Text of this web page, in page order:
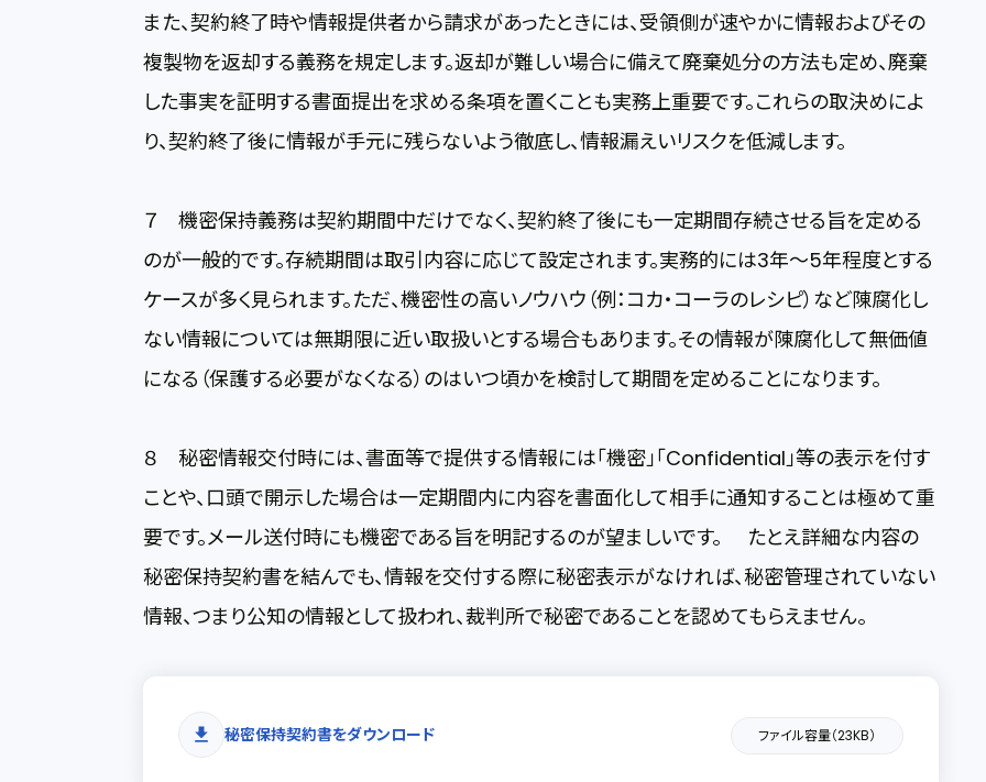
また、契約終了時や情報提供者から請求があったときには、受領側が速やかに情報およびその
複製物を返却する義務を規定します。返却が難しい場合に備えて廃棄処分の方法も定め、廃棄
した事実を証明する書面提出を求める条項を置くことも実務上重要です。これらの取決めによ
り、契約終了後に情報が手元に残らないよう徹底し、情報漏えいリスクを低減します。
７ 機密保持義務は契約期間中だけでなく、契約終了後にも一定期間存続させる旨を定める
のが一般的です。存続期間は取引内容に応じて設定されます。実務的には3年～5年程度とする
ケースが多く見られます。ただ、機密性の高いノウハウ（例：コカ・コーラのレシピ）など陳腐化し
ない情報については無期限に近い取扱いとする場合もあります。その情報が陳腐化して無価値
になる（保護する必要がなくなる）のはいつ頃かを検討して期間を定めることになります。
８ 秘密情報交付時には、書面等で提供する情報には「機密」「Confidential」等の表示を付す
ことや、口頭で開示した場合は一定期間内に内容を書面化して相手に通知することは極めて重
要です。メール送付時にも機密である旨を明記するのが望ましいです。 たとえ詳細な内容の
秘密保持契約書を結んでも、情報を交付する際に秘密表示がなければ、秘密管理されていない
情報、つまり公知の情報として扱われ、裁判所で秘密であることを認めてもらえません。
download 秘密保持契約書をダウンロード ファイル容量（23KB）